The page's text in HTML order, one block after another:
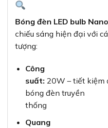
Bóng đèn LED bulb
chiếu sáng hiện đại với
tượng:
Công
suất: 20W – tiết kiệm
bóng đèn truyền
thống
Quang